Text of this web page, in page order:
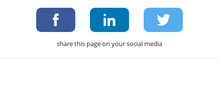
share this page on your social media